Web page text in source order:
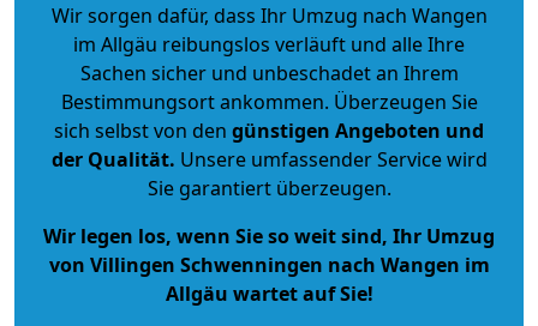
Wir sorgen dafür, dass Ihr Umzug nach Wangen
im Allgäu reibungslos verläuft und alle Ihre
Sachen sicher und unbeschadet an Ihrem
Bestimmungsort ankommen. Überzeugen Sie
sich selbst von den günstigen Angeboten und
der Qualität. Unsere umfassender Service wird
Sie garantiert überzeugen.
Wir legen los, wenn Sie so weit sind, Ihr Umzug
von Villingen Schwenningen nach Wangen im
Allgäu wartet auf Sie!